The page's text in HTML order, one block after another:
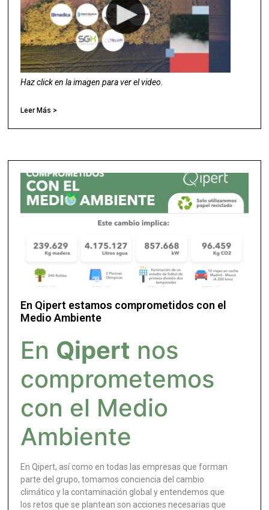
Haz click en la imagen para ver el video.
Leer Más >
En Qipert estamos comprometidos con el
Medio Ambiente
En Qipert nos
comprometemos
con el Medio
Ambiente
En Qipert, así como en todas las empresas que forman
parte del grupo, tomamos conciencia del cambio
climático y la contaminación global y entendemos que
los retos que se plantean son acciones necesarias que